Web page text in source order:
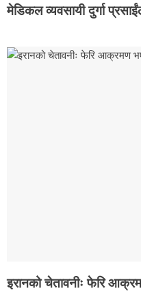
मेडिकल व्यवसायी दुर्गा
इरानको चेतावनीः फेरि